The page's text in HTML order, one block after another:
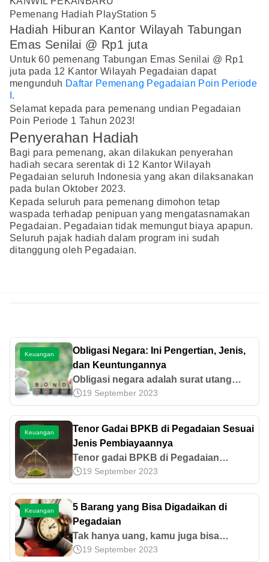
Pemenang Hadiah PlayStation 5
Hadiah Hiburan Kantor Wilayah Tabungan
Emas Senilai @ Rp1 juta
Untuk 60 pemenang Tabungan Emas Senilai @ Rp1
juta pada 12 Kantor Wilayah Pegadaian dapat
mengunduh Daftar Pemenang Pegadaian Poin Periode
.
Selamat kepada para pemenang undian Pegadaian
Poin Periode 1 Tahun 2023!
Penyerahan Hadiah
Bagi para pemenang, akan dilakukan penyerahan
hadiah secara serentak di 12 Kantor Wilayah
Pegadaian seluruh Indonesia yang akan dilaksanakan
pada bulan Oktober 2023.
Kepada seluruh para pemenang dimohon tetap
waspada terhadap penipuan yang mengatasnamakan
Pegadaian. Pegadaian tidak memungut biaya apapun.
Seluruh pajak hadiah dalam program ini sudah
ditanggung oleh Pegadaian.
Keuangan
Obligasi Negara: Ini Pengertian, Jenis,
dan Keuntungannya
Obligasi negara adalah surat utang
pemerintah yang menawarkan
pendapatan kupon dan risiko relatif
rendah. Simak jenis, manfaat,
keuntungan, dan cara belinya.
19 September 2023
Keuangan
Tenor Gadai BPKB di Pegadaian Sesuai
Jenis Pembiayaannya
Tenor gadai BPKB di Pegadaian
berbeda-beda sesuai dengan jenis
pembiayaan yang dipilih. Yuk, cari tahu
selengkapnya pada pembahasan ini!
19 September 2023
Keuangan
5 Barang yang Bisa Digadaikan di
Pegadaian
Tak hanya uang, kamu juga bisa
menabung emas di Pegadaian.
19 September 2023